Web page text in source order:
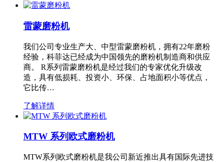
雷蒙磨粉机
我们公司专业生产大、中型雷蒙磨粉机，拥有22年磨粉
经验，科菲达已经成为中国领先的磨粉机制造商和供应
商。 R系列雷蒙磨粉机是经过我们的专家优化升级改
造，具有低损耗、投资小、环保、占地面积小等优点，
它比传…
了解详情
MTW 系列欧式磨粉机
MTW系列欧式磨粉机是我公司新近推出具有国际先进技